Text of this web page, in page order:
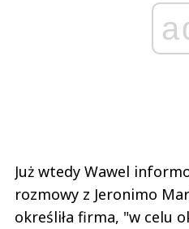
Już wtedy Wawel
rozmowy z Jeronimo
określiła firma, "w celu